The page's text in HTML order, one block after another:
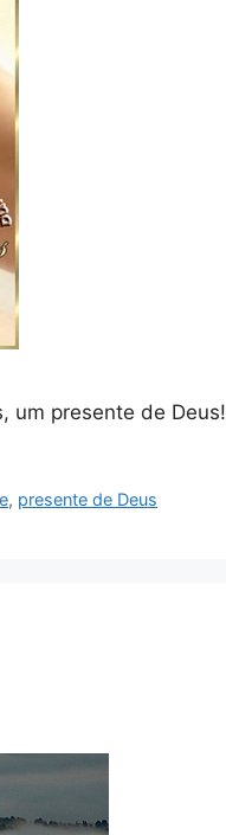
um presente de Deus!
, presente de Deus